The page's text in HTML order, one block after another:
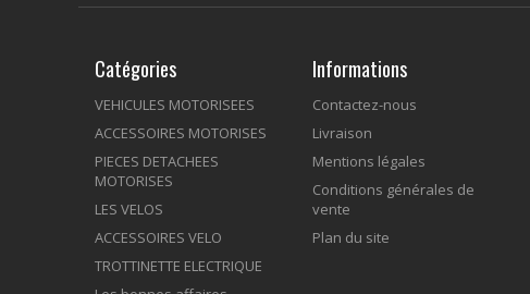
Catégories
VEHICULES MOTORISEES
ACCESSOIRES MOTORISES
PIECES DETACHEES
MOTORISES
LES VELOS
ACCESSOIRES VELO
TROTTINETTE ELECTRIQUE
Informations
Contactez-nous
Livraison
Mentions légales
Conditions générales de
vente
Plan du site